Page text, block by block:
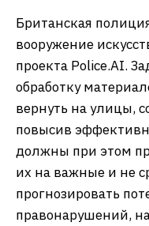
Британская
вооружение
проекта Police.AI.
обработку
вернуть на улицы,
повысив
должны при этом
их на важные и не
прогнозировать
правонарушений,